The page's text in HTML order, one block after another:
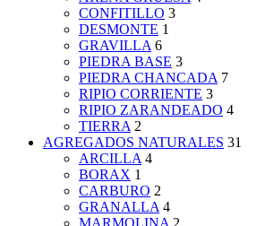
CONFITILLO 3
DESMONTE 1
GRAVILLA 6
PIEDRA BASE 3
PIEDRA CHANCADA 7
RIPIO CORRIENTE 3
RIPIO ZARANDEADO 4
TIERRA 2
AGREGADOS NATURALES 31
ARCILLA 4
BORAX 1
CARBURO 2
GRANALLA 4
MARMOLINA 2